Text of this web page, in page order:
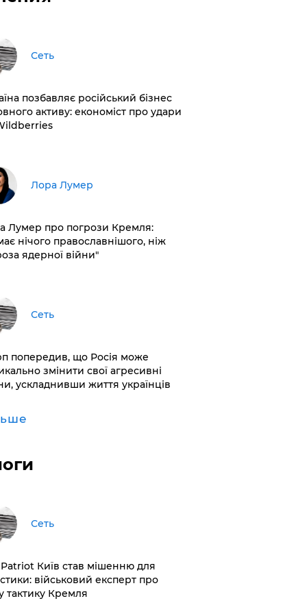
Сеть
позбавляє російський бізнес
активу: економіст про удари
​Лора Лумер
Лумер про погрози Кремля:
нічого православнішого, ніж
ядерної війни"
Сеть
попередив, що Росія може
змінити свої агресивні
ускладнивши життя українців
Сеть
Київ став мішенню для
військовий експерт про
тактику Кремля